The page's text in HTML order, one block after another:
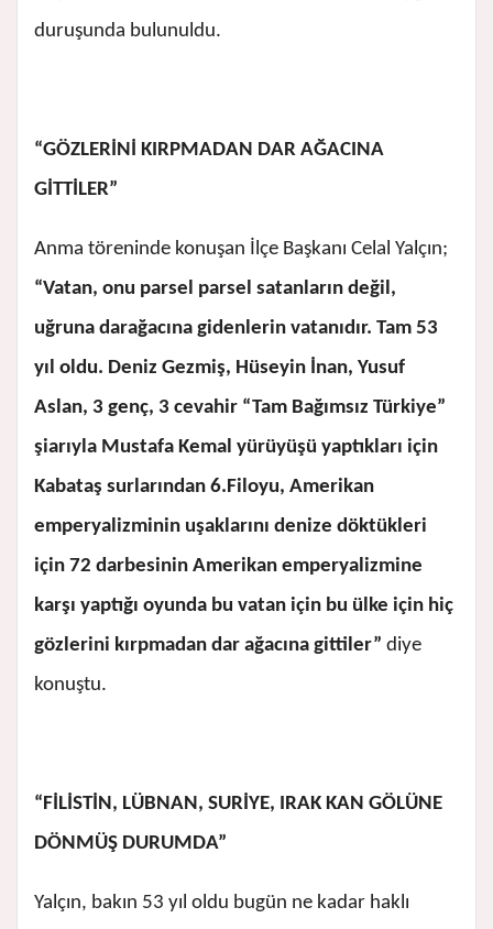
duruşunda bulunuldu.
“GÖZLERİNİ KIRPMADAN DAR AĞACINA
GİTTİLER”
Anma töreninde konuşan İlçe Başkanı Celal Yalçın;
“Vatan, onu parsel parsel satanların değil,
uğruna darağacına gidenlerin vatanıdır. Tam 53
yıl oldu. Deniz Gezmiş, Hüseyin İnan, Yusuf
Aslan, 3 genç, 3 cevahir “Tam Bağımsız Türkiye”
şiarıyla Mustafa Kemal yürüyüşü yaptıkları için
Kabataş surlarından 6.Filoyu, Amerikan
emperyalizminin uşaklarını denize döktükleri
için 72 darbesinin Amerikan emperyalizmine
karşı yaptığı oyunda bu vatan için bu ülke için hiç
gözlerini kırpmadan dar ağacına gittiler” diye
konuştu.
“FİLİSTİN, LÜBNAN, SURİYE, IRAK KAN GÖLÜNE
DÖNMÜŞ DURUMDA”
Yalçın, bakın 53 yıl oldu bugün ne kadar haklı